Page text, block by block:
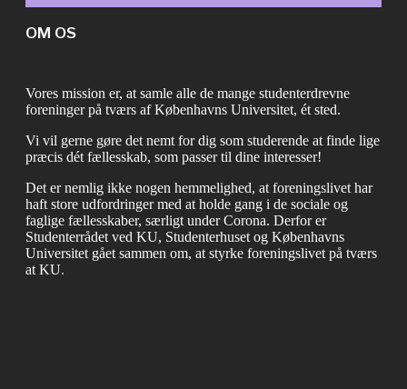
OM OS
Vores mission er, at samle alle de mange studenterdrevne
foreninger på tværs af Københavns Universitet, ét sted.
Vi vil gerne gøre det nemt for dig som studerende at finde lige
præcis dét fællesskab, som passer til dine interesser!
Det er nemlig ikke nogen hemmelighed, at foreningslivet har
haft store udfordringer med at holde gang i de sociale og
faglige fællesskaber, særligt under Corona. Derfor er
Studenterrådet ved KU, Studenterhuset og Københavns
Universitet gået sammen om, at styrke foreningslivet på tværs
at KU.